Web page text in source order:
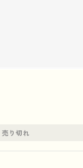
売り切れ